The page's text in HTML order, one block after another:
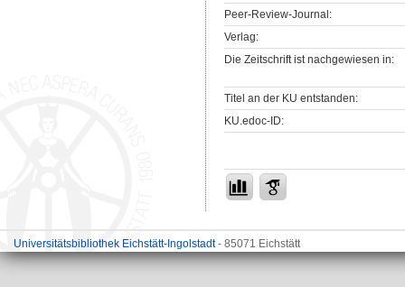
Peer-Review-Journal:
Verlag:
Die Zeitschrift ist nachgewiesen in:
Titel an der KU entstanden:
KU.edoc-ID:
Universitätsbibliothek Eichstätt-Ingolstadt- 85071 Eichstätt